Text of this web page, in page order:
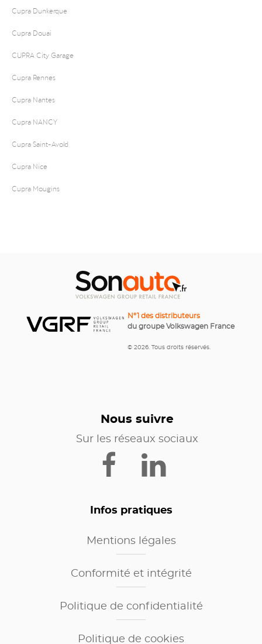
Cupra Dunkerque
Cupra Douai
CUPRA City Garage
Cupra Rennes
Cupra Nantes
Cupra NANCY
Cupra Saint-Avold
Cupra Nice
Cupra Mougins
N°1 des distributeurs
du groupe Volkswagen France
© 2026. Tous droits réservés.
Nous suivre
Sur les réseaux sociaux
Infos pratiques
Mentions légales
Conformité et intégrité
Politique de confidentialité
Politique de cookies